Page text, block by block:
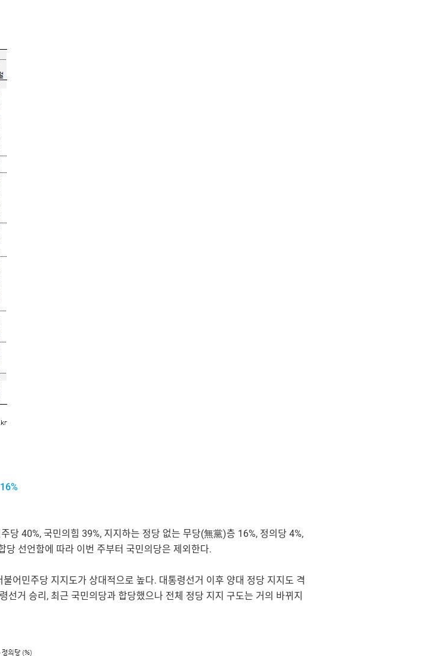
40%, 국민의힘 39%, 지지하는 정당 없는 무당(無黨)층 16%, 정의당 4%,
선언함에 따라 이번 주부터 국민의당은 제외한다.
어민주당 지지도가 상대적으로 높다. 대통령선거 이후 양대 정당 지지도 격
거 승리, 최근 국민의당과 합당했으나 전체 정당 지지 구도는 거의 바뀌지